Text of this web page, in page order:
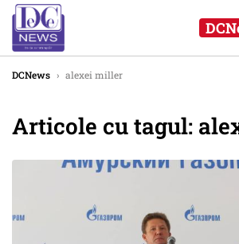
DCNews › alexei miller
Articole cu tagul: